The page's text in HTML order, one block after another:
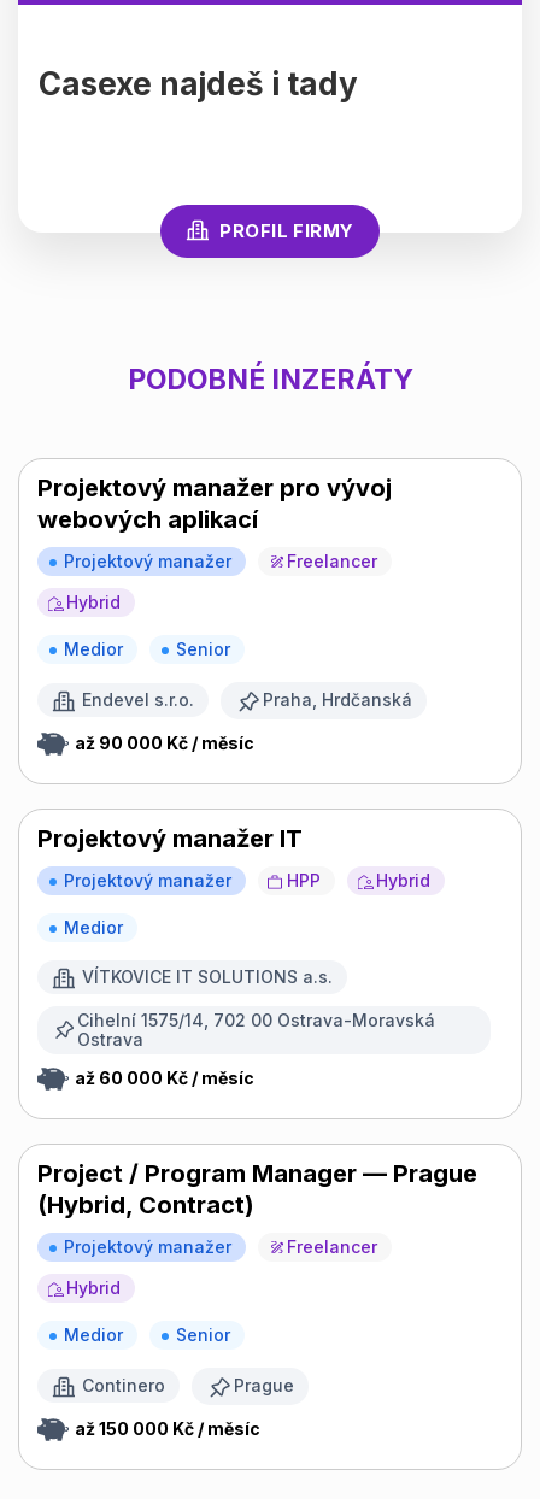
Casexe najdeš i tady
PROFIL FIRMY
PODOBNÉ INZERÁTY
Projektový manažer pro vývoj
webových aplikací
Projektový manažer
Freelancer
Hybrid
Medior Senior
Endevel s.r.o. Praha, Hrdčanská
až 90 000 Kč / měsíc
Projektový manažer IT
Projektový manažer HPP Hybrid
Medior
VÍTKOVICE IT SOLUTIONS a.s.
Cihelní 1575/14, 702 00 Ostrava-Moravská
Ostrava
až 60 000 Kč / měsíc
Project / Program Manager — Prague
(Hybrid, Contract)
Projektový manažer
Freelancer
Hybrid
Medior Senior
Continero Prague
až 150 000 Kč / měsíc